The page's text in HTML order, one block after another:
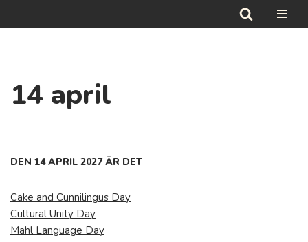
14 april
DEN 14 APRIL 2027 ÄR DET
Cake and Cunnilingus Day
Cultural Unity Day
Mahl Language Day